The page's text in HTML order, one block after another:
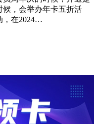
候，会举办年卡五折活
，在2024…